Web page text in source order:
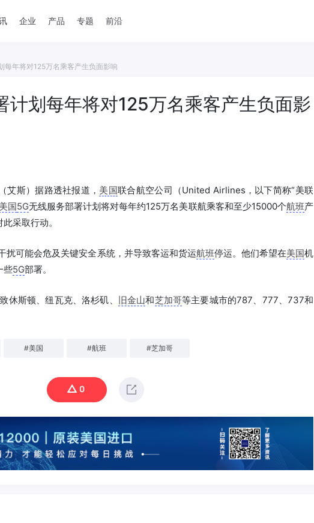
企业 产品 专题 前沿
每年将对125万名乘客产生负面影响
计划每年将对125万名乘客产生负面影
艾斯）据路透社报道， 美国联合航空公司（United Airlines，以下简称“美联
美国5G无线服务部署计划将对每年约125万名美联航乘客和至少15000个航班产
采取行动。
扰可能会危及关键安全系统，并导致客运和货运航班停运。他们希望在美国机
些5G部署。
休斯顿、纽瓦克、洛杉矶、 旧金山和芝加哥等主要城市的787、777、737和
#美国 #航班 #芝加哥
0